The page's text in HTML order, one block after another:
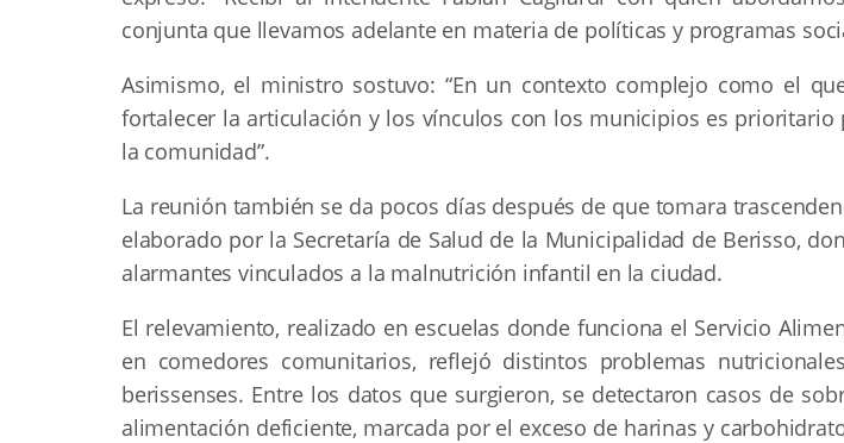
conjunta que llevamos adelante en materia de políticas y programas
Asimismo, el ministro sostuvo: “En un contexto complejo como el
fortalecer la articulación y los vínculos con los municipios es prioritario
la comunidad”.
La reunión también se da pocos días después de que tomara
elaborado por la Secretaría de Salud de la Municipalidad de Berisso,
alarmantes vinculados a la malnutrición infantil en la ciudad.
El relevamiento, realizado en escuelas donde funciona el Servicio
en comedores comunitarios, reflejó distintos problemas
berissenses. Entre los datos que surgieron, se detectaron casos de
alimentación deficiente, marcada por el exceso de harinas y